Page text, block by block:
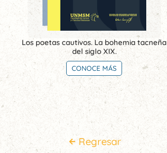
Los poetas cautivos. La bohemia tacneña
del siglo XIX.
CONOCE MÁS
Regresar